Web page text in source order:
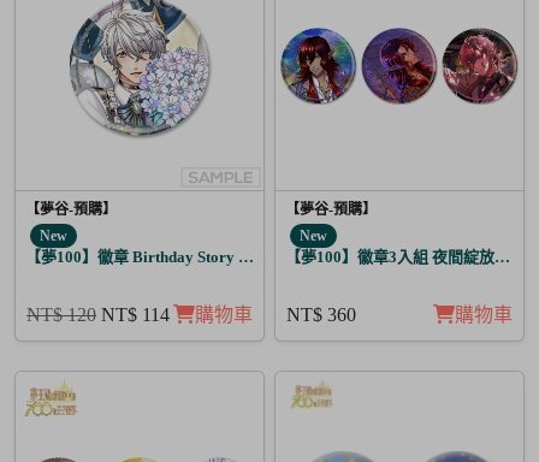
【夢谷-預購】
New
【夢100】徽章 Birthday Story 亞當 日覺
NT$ 120 NT$ 114 購物車
【夢谷-預購】
New
【夢100】徽章3入組 夜間綻放的花
NT$ 360 購物車